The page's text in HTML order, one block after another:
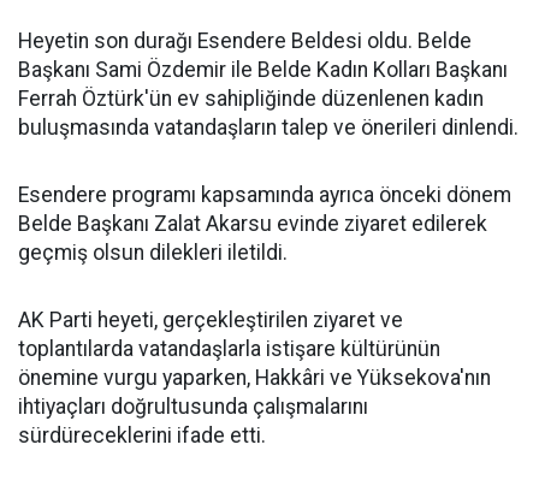
Heyetin son durağı Esendere Beldesi oldu. Belde
Başkanı Sami Özdemir ile Belde Kadın Kolları Başkanı
Ferrah Öztürk'ün ev sahipliğinde düzenlenen kadın
buluşmasında vatandaşların talep ve önerileri dinlendi.
Esendere programı kapsamında ayrıca önceki dönem
Belde Başkanı Zalat Akarsu evinde ziyaret edilerek
geçmiş olsun dilekleri iletildi.
AK Parti heyeti, gerçekleştirilen ziyaret ve
toplantılarda vatandaşlarla istişare kültürünün
önemine vurgu yaparken, Hakkâri ve Yüksekova'nın
ihtiyaçları doğrultusunda çalışmalarını
sürdüreceklerini ifade etti.